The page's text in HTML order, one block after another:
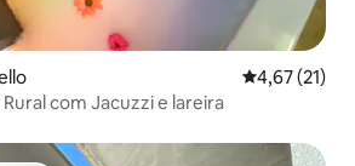
4,67 de uma
4,67 (21)
Rural com Jacuzzi e lareira